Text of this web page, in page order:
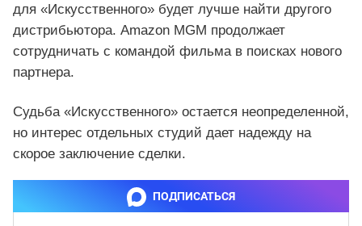
для «Искусственного» будет лучше найти другого
дистрибьютора. Amazon MGM продолжает
сотрудничать с командой фильма в поисках нового
партнера.
Судьба «Искусственного» остается неопределенной,
но интерес отдельных студий дает надежду на
скорое заключение сделки.
ПОДПИСАТЬСЯ